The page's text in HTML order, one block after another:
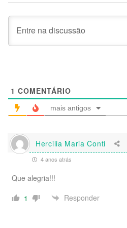
1 COMENTÁRIO
mais antigos
Hercilia Maria Conti
4 anos atrás
Que alegria!!!
1
Responder